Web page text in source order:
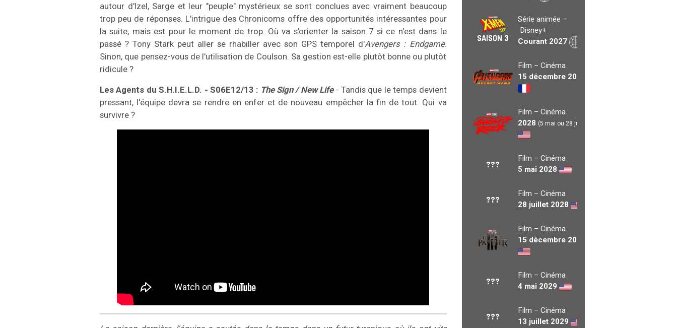
autour d'Izel, Sarge et leur "peuple" mystérieux se sont conclues avec vraiment beaucoup
trop peu de réponses. L'intrigue des Chronicoms offre des opportunités intéressantes pour
la suite, mais est pour le moment de trop. Où va s'orienter la saison 7 si ce n'est dans le
passé ? Tony Stark peut aller se rhabiller avec son GPS temporel d'Avengers : Endgame.
Sinon, que pensez-vous de l'utilisation de Coulson. Sa gestion est-elle plutôt bonne ou plutôt
ridicule ?
Les Agents du S.H.I.E.L.D. - S06E12/13 : The Sign / New Life- Tandis que le temps devient
pressant, l'équipe devra se rendre en enfer et de nouveau empêcher la fin de tout. Qui va
survivre ?
SAISON 3
Série animée –
Disney+
Courant 2027
Film – Cinéma
15 décembre 2027
Film – Cinéma
2028 (5 mai ou 28 juil.)
???
Film – Cinéma
5 mai 2028
???
Film – Cinéma
28 juillet 2028
Film – Cinéma
15 décembre 2028
???
Film – Cinéma
4 mai 2029
???
Film – Cinéma
13 juillet 2029